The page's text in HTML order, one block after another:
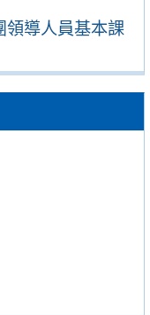
領導人員基本課